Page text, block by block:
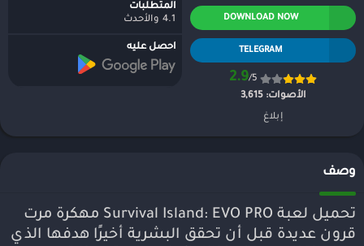
DOWNLOAD NOW
TELEGRAM
2.9/5
الأصوات: 3,615
إبلاغ
المتطلبات
4.1 والأحدث
احصل عليه
وصف
تحميل لعبة Survival Island: EVO PRO مهكرة مرت
قرون عديدة قبل أن تحقق البشرية أخيرًا هدفها الذي